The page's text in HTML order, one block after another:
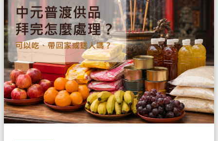
普
渡
供
品
拜
完
怎
麼
處
理？